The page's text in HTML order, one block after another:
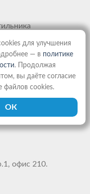
офис 210.
для улучшения
— в политике
. Продолжая
вы даёте согласие
файлов cookies.